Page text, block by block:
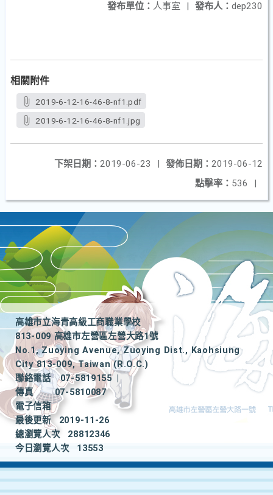
發布人： dep230
發布單位： 人事室 |
相關附件
2019-6-12-16-46-8-nf1.pdf
2019-6-12-16-46-8-nf1.jpg
發佈日期： 2019-06-12
下架日期： 2019-06-23
|
點擊率： 536 |
高雄市立海青高級工商職業學校
813-009 高雄市左營區左營大路1號
No.1, Zuoying Avenue, Zuoying Dist., Kaohsiung
City 813-009, Taiwan (R.O.C.)
聯絡電話
07-5819155
|
傳真
07-5810087
電子信箱
最後更新
2019-11-26
總瀏覽人次
28812346
今日瀏覽人次
13553